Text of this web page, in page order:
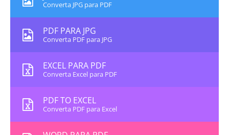
Converta JPG para PDF
PDF PARA JPG
Converta PDF para JPG
EXCEL PARA PDF
Converta Excel para PDF
PDF TO EXCEL
Converta PDF para Excel